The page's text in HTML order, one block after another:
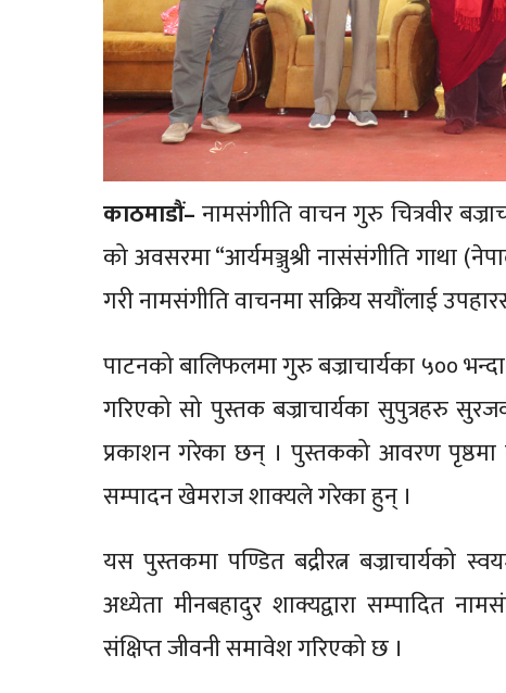
काठमाडौं–नामसंगीति वाचन गुरु चित्रवीर
को अवसरमा “आर्यमञ्जुश्री नासंसंगीति गाथा
गरी नामसंगीति वाचनमा सक्रिय सयौंलाई
पाटनको बालिफलमा गुरु बज्राचार्यका ५००
गरिएको सो पुस्तक बज्राचार्यका सुपुत्रहरु
प्रकाशन गरेका छन् । पुस्तकको आवरण पृष्ठमा
सम्पादन खेमराज शाक्यले गरेका हुन् ।
यस पुस्तकमा पण्डित बद्रीरत्न बज्राचार्यको
अध्येता मीनबहादुर शाक्यद्वारा सम्पादित
संक्षिप्त जीवनी समावेश गरिएको छ ।